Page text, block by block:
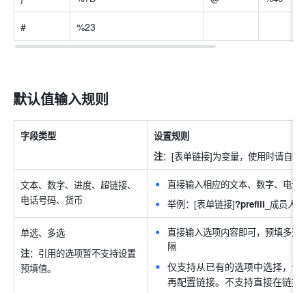
# %23
默认值输入规则
字段类型
设置规则
注：[表单链接]为变量，使用时请自
文本、数字、进度、超链接、
电话号码、货币
直接输入相应的文本、数字、电话
举例：[表单链接]?prefill_ 成员人数
单选、 多选
注：引用的选项暂不支持设置
预填值。
直接输入选项内容即可，预填多
隔
仅支持从已有的选项中选择，
再配置链接。不支持直接在链